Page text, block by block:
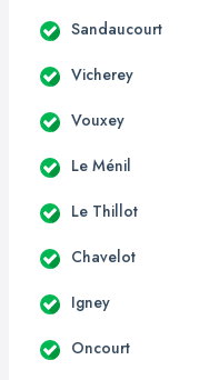
Sandaucourt
Vicherey
Vouxey
Le Ménil
Le Thillot
Chavelot
Igney
Oncourt